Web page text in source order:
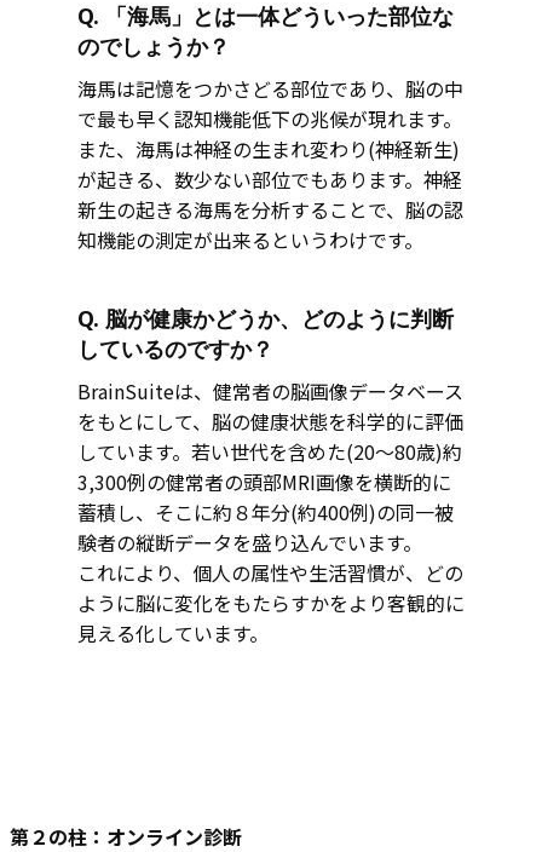
Q. 「海馬」とは一体どういった部位な
のでしょうか？
海馬は記憶をつかさどる部位であり、脳の中
で最も早く認知機能低下の兆候が現れます。
また、海馬は神経の生まれ変わり(神経新生)
が起きる、数少ない部位でもあります。神経
新生の起きる海馬を分析することで、脳の認
知機能の測定が出来るというわけです。
Q. 脳が健康かどうか、どのように判断
しているのですか？
BrainSuiteは、健常者の脳画像データベース
をもとにして、脳の健康状態を科学的に評価
しています。若い世代を含めた(20〜80歳)約
3,300例の健常者の頭部MRI画像を横断的に
蓄積し、そこに約８年分(約400例)の同一被
験者の縦断データを盛り込んでいます。
これにより、個人の属性や生活習慣が、どの
ように脳に変化をもたらすかをより客観的に
見える化しています。
第２の柱：オンライン診断